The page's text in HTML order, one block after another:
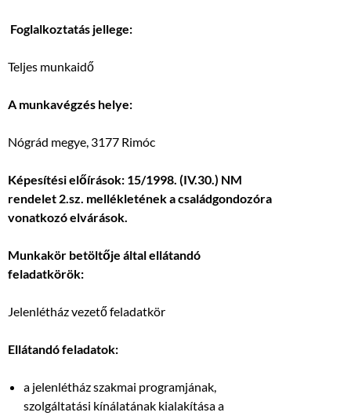
Foglalkoztatás jellege:
Teljes munkaidő
A munkavégzés helye:
Nógrád megye, 3177 Rimóc
Képesítési előírások: 15/1998. (IV.30.) NM
rendelet 2.sz. mellékletének a családgondozóra
vonatkozó elvárások.
Munkakör betöltője által ellátandó
feladatkörök:
Jelenlétház vezető feladatkör
Ellátandó feladatok:
a jelenlétház szakmai programjának,
szolgáltatási kínálatának kialakítása a